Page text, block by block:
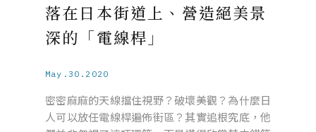
落在日本街道上、營造絕美景
深的「電線桿」
May.30.2020
密密麻麻的天線擋住視野？破壞美觀？為什麼日
人可以放任電線桿遍佈街區？其實追根究底，他